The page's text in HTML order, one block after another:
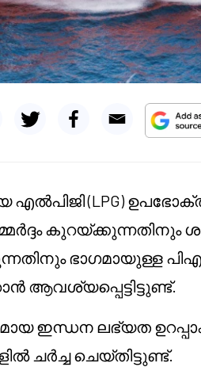
(LPG)
ഭാഗമായുള്ള
ആവശ്യപ്പെട്ടിട്ടുണ്ട്.
ഇന്ധന ലഭ്യത
ചർച്ച ചെയ്തിട്ടുണ്ട്.